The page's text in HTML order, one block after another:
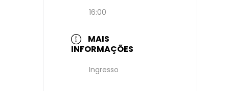
16:00
MAIS
INFORMAÇÕES
Ingresso